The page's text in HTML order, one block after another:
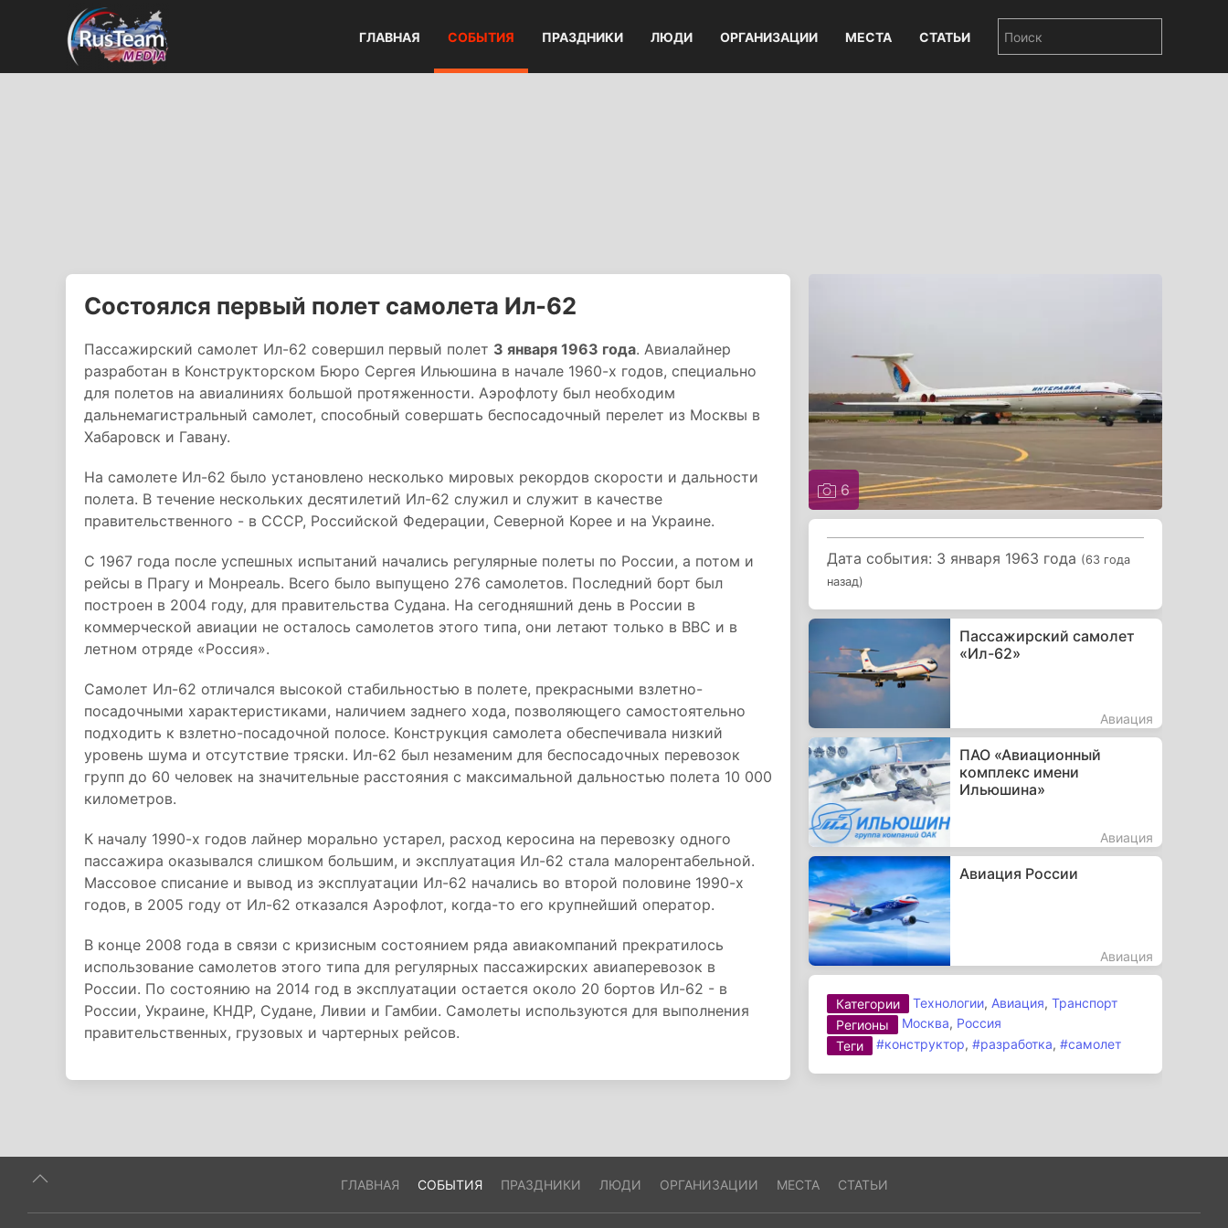
ГЛАВНАЯ СОБЫТИЯ ПРАЗДНИКИ ЛЮДИ ОРГАНИЗАЦИИ МЕСТА СТАТЬИ
Состоялся первый полет самолета Ил-62
Пассажирский самолет Ил-62 совершил первый полет 3 января 1963 года. Авиалайнер
разработан в Конструкторском Бюро Сергея Ильюшина в начале 1960-х годов, специально
для полетов на авиалиниях большой протяженности. Аэрофлоту был необходим
дальнемагистральный самолет, способный совершать беспосадочный перелет из Москвы в
Хабаровск и Гавану.
На самолете Ил-62 было установлено несколько мировых рекордов скорости и дальности
полета. В течение нескольких десятилетий Ил-62 служил и служит в качестве
правительственного - в СССР, Российской Федерации, Северной Корее и на Украине.
С 1967 года после успешных испытаний начались регулярные полеты по России, а потом и
рейсы в Прагу и Монреаль. Всего было выпущено 276 самолетов. Последний борт был
построен в 2004 году, для правительства Судана. На сегодняшний день в России в
коммерческой авиации не осталось самолетов этого типа, они летают только в ВВС и в
летном отряде «Россия».
Самолет Ил-62 отличался высокой стабильностью в полете, прекрасными взлетно-
посадочными характеристиками, наличием заднего хода, позволяющего самостоятельно
подходить к взлетно-посадочной полосе. Конструкция самолета обеспечивала низкий
уровень шума и отсутствие тряски. Ил-62 был незаменим для беспосадочных перевозок
групп до 60 человек на значительные расстояния с максимальной дальностью полета 10 000
километров.
К началу 1990-х годов лайнер морально устарел, расход керосина на перевозку одного
пассажира оказывался слишком большим, и эксплуатация Ил-62 стала малорентабельной.
Массовое списание и вывод из эксплуатации Ил-62 начались во второй половине 1990-х
годов, в 2005 году от Ил-62 отказался Аэрофлот, когда-то его крупнейший оператор.
В конце 2008 года в связи с кризисным состоянием ряда авиакомпаний прекратилось
использование самолетов этого типа для регулярных пассажирских авиаперевозок в
России. По состоянию на 2014 год в эксплуатации остается около 20 бортов Ил-62 - в
России, Украине, КНДР, Судане, Ливии и Гамбии. Самолеты используются для выполнения
правительственных, грузовых и чартерных рейсов.
6
Дата события: 3 января 1963 года (63 года
назад)
Пассажирский самолет
«Ил-62»
Авиация
ПАО «Авиационный
комплекс имени
Ильюшина»
Авиация
Авиация России
Авиация
Категории Технологии, Авиация,Транспорт
Регионы
Москва, Россия
Теги
#конструктор,#разработка,#самолет
ГЛАВНАЯ СОБЫТИЯ ПРАЗДНИКИ ЛЮДИ ОРГАНИЗАЦИИ МЕСТА СТАТЬИ